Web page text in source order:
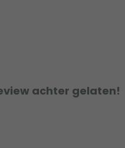
achter gelaten!